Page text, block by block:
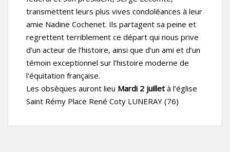
transmettent leurs plus vives condoléances à leur
amie Nadine Cochenet. Ils partagent sa peine et
regrettent terriblement ce départ qui nous prive
d’un acteur de l’histoire, ainsi que d’un ami et d’un
témoin exceptionnel sur l’histoire moderne de
l’équitation française.
Les obsèques auront lieu Mardi 2 juillet à l’église
Saint Rémy Place René Coty LUNERAY (76)